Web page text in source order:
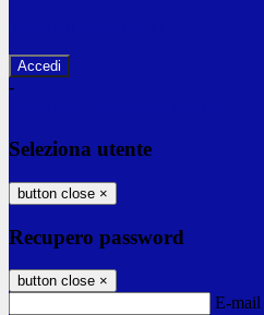
-
Seleziona utente
button close ×
Recupero password
button close ×
E-mail